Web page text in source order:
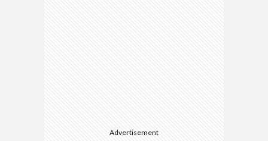
Advertisement